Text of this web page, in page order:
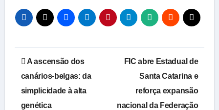
Navegação
de
Post
A ascensão dos
canários-belgas: da
simplicidade à alta
genética
FIC abre Estadual de
Santa Catarina e
reforça expansão
nacional da Federação